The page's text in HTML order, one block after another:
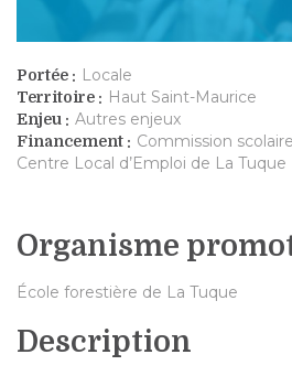
Portée : Locale
Territoire : Haut Saint-Maurice
Enjeu : Autres enjeux
Financement : Commission
Centre Local d’Emploi de La Tuque
Organisme
École forestière de La Tuque
Description